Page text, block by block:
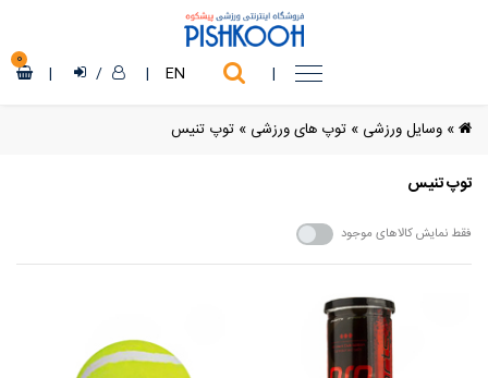
|
EN
|
/
|
0
» وسایل ورزشی » توپ های ورزشی » توپ تنیس
توپ تنیس
فقط نمایش کالاهای موجود